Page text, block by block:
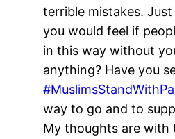
terrible mistakes.
you would feel if
in this way without
anything? Have you
‪#‎
way to go and to
My thoughts are with